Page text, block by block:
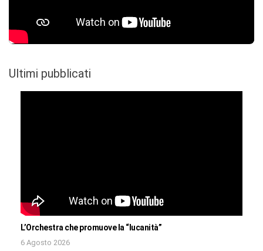
Ultimi pubblicati
L’Orchestra che promuove la “lucanità”
6 Agosto 2026